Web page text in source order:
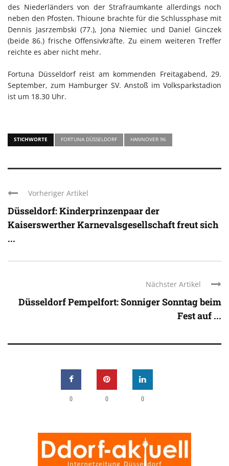
des Niederländers von der Strafraumkante allerdings noch
neben den Pfosten. Thioune brachte für die Schlussphase mit
Dennis Jasrzembski (77.), Jona Niemiec und Daniel Ginczek
(beide 86.) frische Offensivkräfte. Zu einem weiteren Treffer
reichte es aber nicht mehr.
Fortuna Düsseldorf reist am kommenden Freitagabend, 29.
September, zum Hamburger SV. Anstoß im Volksparkstadion
ist um 18.30 Uhr.
STICHWORTE FORTUNA DÜSSELDORF HANNOVER 96
Vorheriger Artikel
Düsseldorf: Kinderprinzenpaar der
Kaiserswerther Karnevalsgesellschaft freut sich
...
Nächster Artikel
Düsseldorf Pempelfort: Sonniger Sonntag beim
Fest auf ...
0 0 0